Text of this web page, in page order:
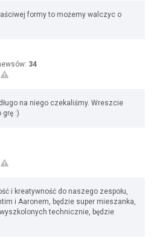
formy to możemy walczyc o
34
na niego czekaliśmy. Wreszcie
grę :)
i kreatywność do naszego zespołu,
i Aaronem, będzie super mieszanka,
technicznie, będzie